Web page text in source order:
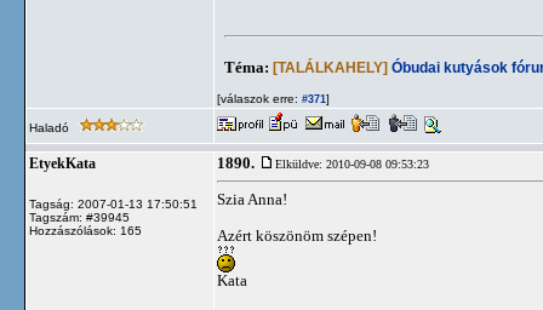
Téma: [TALÁLKAHELY] Óbudai kutyások
[válaszok erre: #371]
Haladó
EtyekKata
Tagság: 2007-01-13 17:50:51
Tagszám: #39945
Hozzászólások: 165
1890. Elküldve: 2010-09-08 09:53:23
Szia Anna!
Azért köszönöm szépen!
Kata